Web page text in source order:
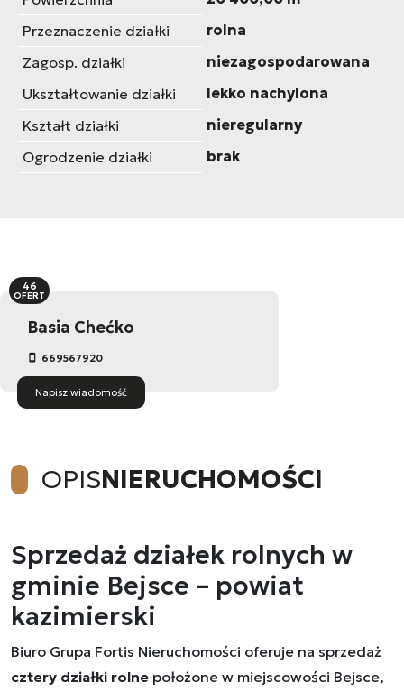
Przeznaczenie działki
rolna
Zagosp. działki
niezagospodarowana
Ukształtowanie działki
lekko nachylona
Kształt działki
nieregularny
Ogrodzenie działki
brak
Basia Chećko
669567920
Napisz wiadomość
46
OFERT
OPISNIERUCHOMOŚCI
Sprzedaż działek rolnych w
gminie Bejsce – powiat
kazimierski
Biuro Grupa Fortis Nieruchomości oferuje na sprzedaż
cztery działki rolne położone w miejscowości Bejsce,